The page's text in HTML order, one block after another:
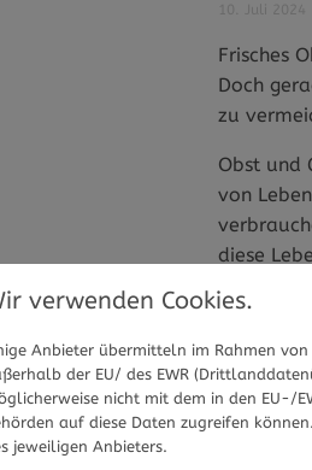
Frisches
Doch
zu
Obst und
von
diese
gute
Zum
können
verwenden Cookies.
Anbieter übermitteln im Rahmen
der EU/ des EWR
nicht mit dem in den EU-/
auf diese Daten zugreifen
jeweiligen Anbieters.